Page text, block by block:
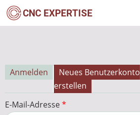
Direkt
zum
CNC EXPERTISE
Primäre
Reiter
Anmelden
Neues Benutzerkonto
erstellen
E-Mail-Adresse